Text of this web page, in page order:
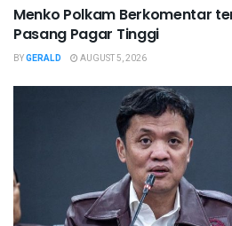
Menko Polkam Berkomentar
Pasang Pagar Tinggi
BYGERALD AUGUST 5, 2026